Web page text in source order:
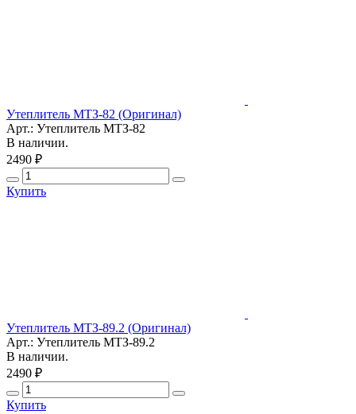
Утеплитель МТЗ-82 (Оригинал)
Арт.: Утеплитель МТЗ-82
В наличии.
2490 ₽
Купить
Утеплитель МТЗ-89.2 (Оригинал)
Арт.: Утеплитель МТЗ-89.2
В наличии.
2490 ₽
Купить